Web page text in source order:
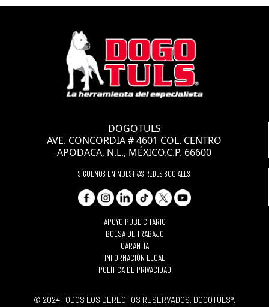
RODAJA DE PU
MARRON GIRATORIA 4"
DOGOTULS
AVE. CONCORDIA # 4601 COL. CENTRO
APODACA, N.L., MÉXICO.C.P. 66600
SÍGUENOS EN NUESTRAS REDES SOCIALES
APOYO PUBLICITARIO
BOLSA DE TRABAJO
GARANTÍA
INFORMACIÓN LEGAL
POLÍTICA DE PRIVACIDAD
© 2024 TODOS LOS DERECHOS RESERVADOS, DOGOTULS®.